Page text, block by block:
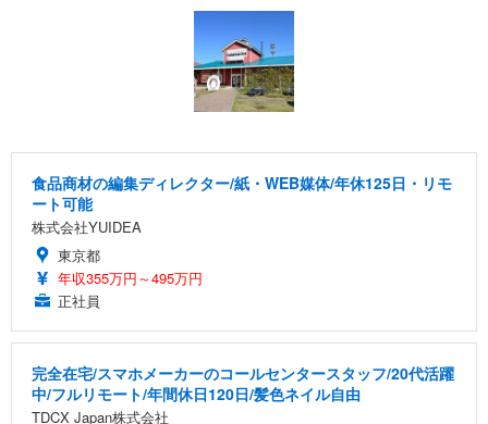
食品商材の編集ディレクター/紙・WEB媒体/年休125日・リモ
ート可能
株式会社YUIDEA
東京都
年収355万円～495万円
正社員
完全在宅/スマホメーカーのコールセンタースタッフ/20代活躍
中/フルリモート/年間休日120日/髪色ネイル自由
TDCX Japan株式会社